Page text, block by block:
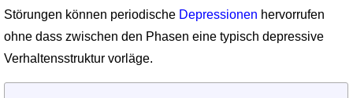
Störungen können periodische Depressionen hervorrufen
ohne dass zwischen den Phasen eine typisch depressive
Verhaltens­struktur vorläge.